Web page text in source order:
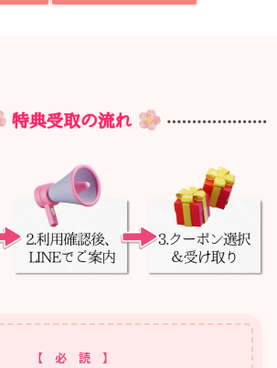
【 必 読 】